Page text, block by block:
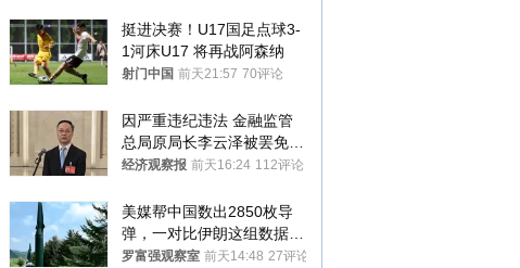
挺进决赛！U17国足点球3-
1河床U17 将再战阿森纳
射门中国 前天21:57 70评论
因严重违纪违法 金融监管
总局原局长李云泽被罢免全
国人大代表
经济观察报 前天16:24 112评论
美媒帮中国数出2850枚导
弹，一对比伊朗这组数据，
发现出大事了
罗富强观察室 前天14:48 27评论